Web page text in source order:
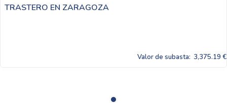
TRASTERO EN ZARAGOZA
Valor de subasta: 3,375.19 €